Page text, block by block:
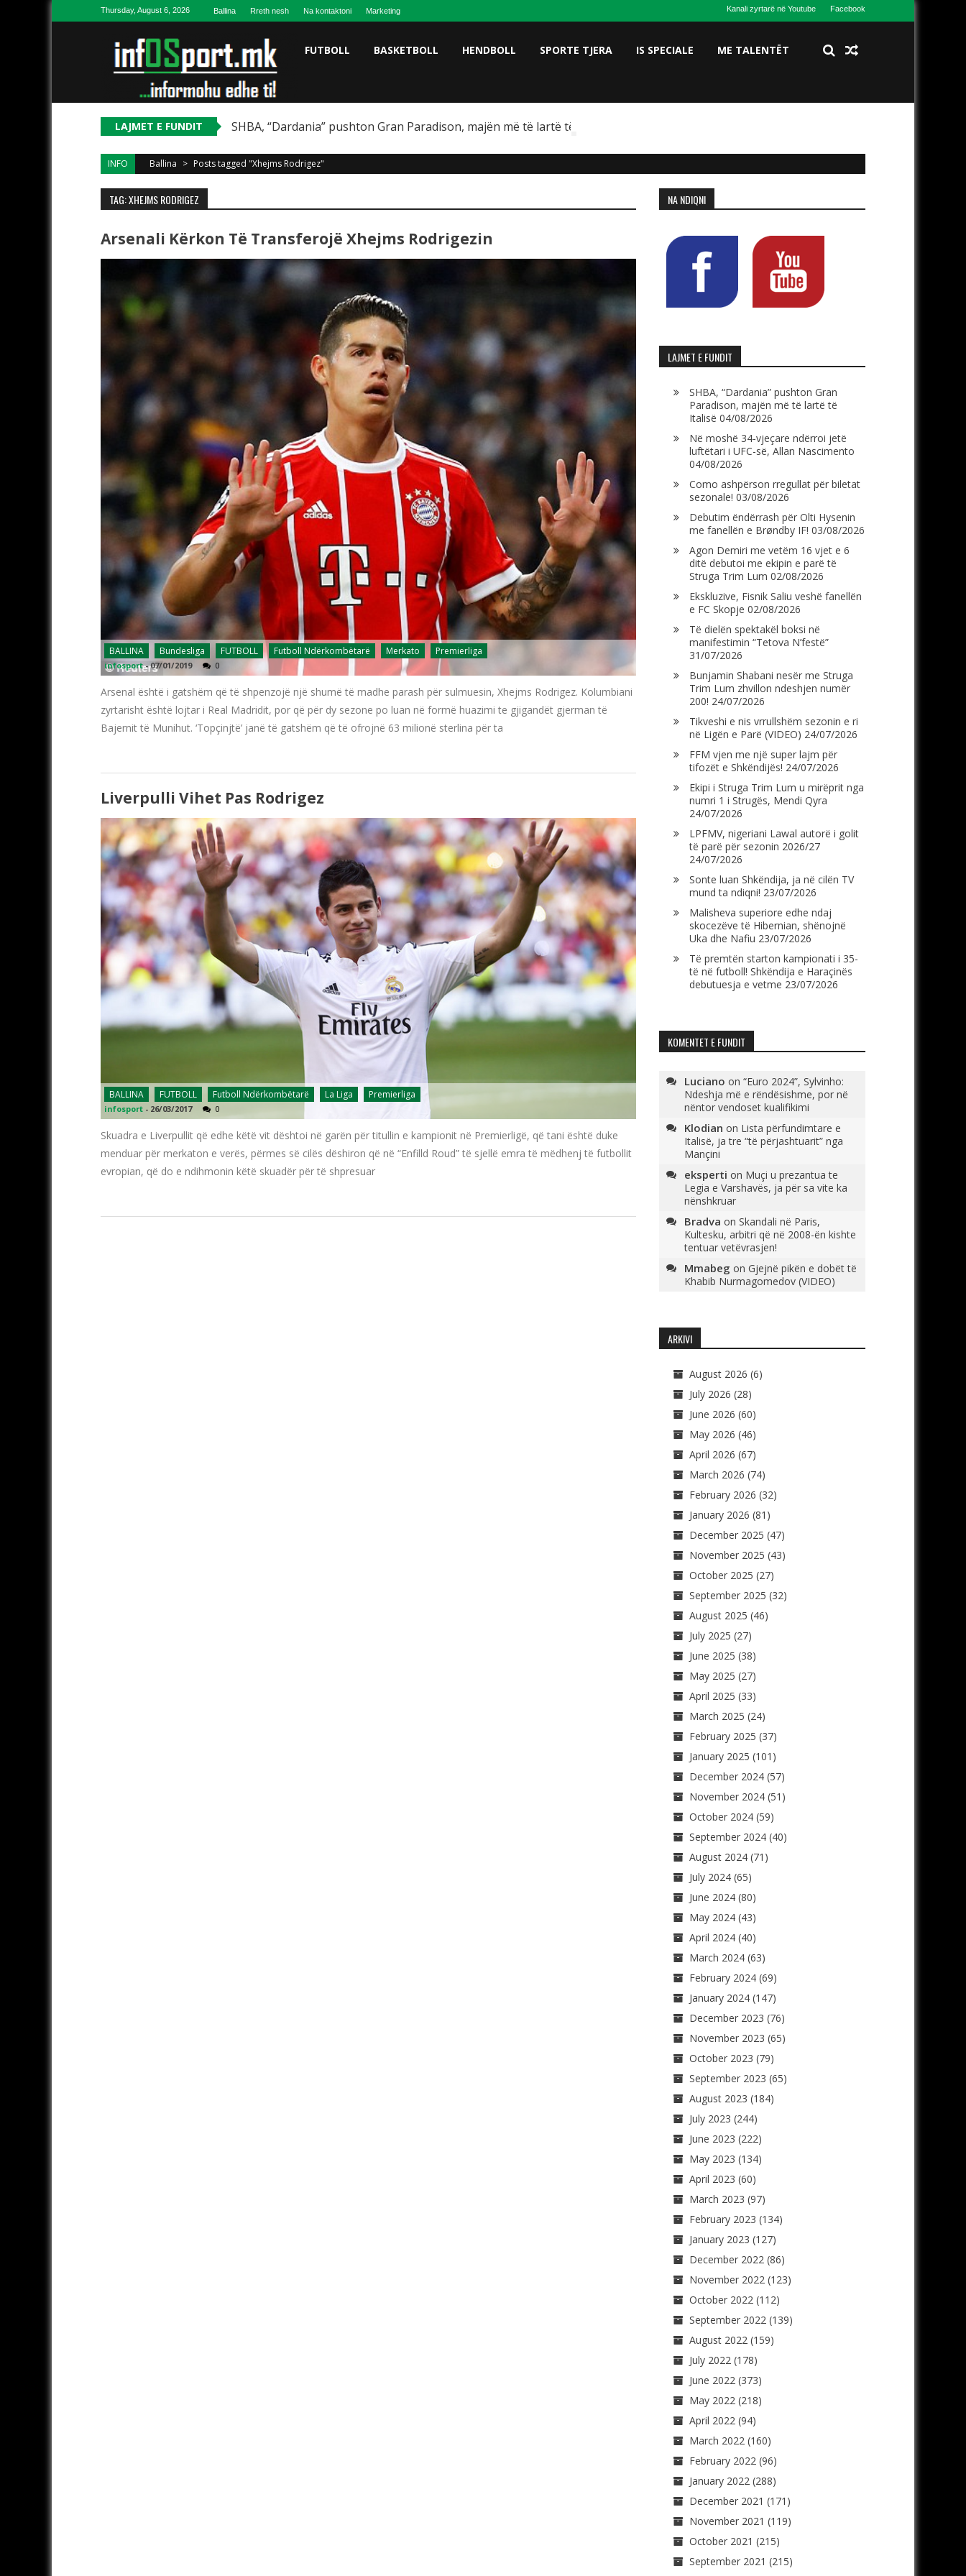
Skip to contentThursday, August 6, 2026 Ballina Rreth nesh Na kontaktoni Marketing Kanali zyrtarë në Youtube Facebook
FUTBOLL BASKETBOLL HENDBOLL SPORTE TJERA IS SPECIALE ME TALENTËT
LAJMET E FUNDIT SHBA, “Dardania” pushton Gran Paradison, majën më të lartë të Italisë
INFO Ballina > Posts tagged "Xhejms Rodrigez"
TAG: XHEJMS RODRIGEZ
Arsenali Kërkon Të Transferojë Xhejms Rodrigezin
BALLINA Bundesliga FUTBOLL Futboll Ndërkombëtarë Merkato Premierliga
infosport -07/01/2019 0
Arsenal është i gatshëm që të shpenzojë një shumë të madhe parash për sulmuesin, Xhejms Rodrigez. Kolumbiani
zyrtarisht është lojtar i Real Madridit, por që për dy sezone po luan në formë huazimi te gjigandët gjerman të
Bajernit të Munihut. ‘Topçinjtë’ janë të gatshëm që të ofrojnë 63 milionë sterlina për ta
Liverpulli Vihet Pas Rodrigez
BALLINA FUTBOLL Futboll Ndërkombëtarë La Liga Premierliga
infosport - 26/03/2017 0
Skuadra e Liverpullit që edhe këtë vit dështoi në garën për titullin e kampionit në Premierligë, që tani është duke
menduar për merkaton e verës, përmes së cilës dëshiron që në “Enfilld Roud” të sjellë emra të mëdhenj të futbollit
evropian, që do e ndihmonin këtë skuadër për të shpresuar
NA NDIQNI
LAJMET E FUNDIT
SHBA, “Dardania” pushton Gran
Paradison, majën më të lartë të
Italisë 04/08/2026
Në moshë 34-vjeçare ndërroi jetë
luftëtari i UFC-së, Allan Nascimento
04/08/2026
Como ashpërson rregullat për biletat
sezonale! 03/08/2026
Debutim ëndërrash për Olti Hysenin
me fanellën e Brøndby IF! 03/08/2026
Agon Demiri me vetëm 16 vjet e 6
ditë debutoi me ekipin e parë të
Struga Trim Lum 02/08/2026
Ekskluzive, Fisnik Saliu veshë fanellën
e FC Skopje 02/08/2026
Të dielën spektakël boksi në
manifestimin “Tetova N’festë”
31/07/2026
Bunjamin Shabani nesër me Struga
Trim Lum zhvillon ndeshjen numër
200! 24/07/2026
Tikveshi e nis vrrullshëm sezonin e ri
në Ligën e Parë (VIDEO) 24/07/2026
FFM vjen me një super lajm për
tifozët e Shkëndijës! 24/07/2026
Ekipi i Struga Trim Lum u mirëprit nga
numri 1 i Strugës, Mendi Qyra
24/07/2026
LPFMV, nigeriani Lawal autorë i golit
të parë për sezonin 2026/27
24/07/2026
Sonte luan Shkëndija, ja në cilën TV
mund ta ndiqni! 23/07/2026
Malisheva superiore edhe ndaj
skocezëve të Hibernian, shënojnë
Uka dhe Nafiu 23/07/2026
Të premtën starton kampionati i 35-
të në futboll! Shkëndija e Haraçinës
debutuesja e vetme 23/07/2026
KOMENTET E FUNDIT
Luciano on “Euro 2024”, Sylvinho:
Ndeshja më e rëndësishme, por në
nëntor vendoset kualifikimi
Klodian on Lista përfundimtare e
Italisë, ja tre “të përjashtuarit” nga
Mançini
eksperti on Muçi u prezantua te
Legia e Varshavës, ja për sa vite ka
nënshkruar
Bradva on Skandali në Paris,
Kultesku, arbitri që në 2008-ën kishte
tentuar vetëvrasjen!
Mmabeg on Gjejnë pikën e dobët të
Khabib Nurmagomedov (VIDEO)
ARKIVI
August 2026 (6)
July 2026 (28)
June 2026 (60)
May 2026 (46)
April 2026 (67)
March 2026 (74)
February 2026 (32)
January 2026 (81)
December 2025 (47)
November 2025 (43)
October 2025 (27)
September 2025 (32)
August 2025 (46)
July 2025 (27)
June 2025 (38)
May 2025 (27)
April 2025 (33)
March 2025 (24)
February 2025 (37)
January 2025 (101)
December 2024(57)
November 2024(51)
October 2024(59)
September 2024(40)
August 2024(71)
July 2024(65)
June 2024(80)
May 2024(43)
April 2024(40)
March 2024(63)
February 2024(69)
January 2024(147)
December 2023 (76)
November 2023 (65)
October 2023 (79)
September 2023 (65)
August 2023 (184)
July 2023 (244)
June 2023 (222)
May 2023 (134)
April 2023 (60)
March 2023 (97)
February 2023 (134)
January 2023 (127)
December 2022(86)
November 2022(123)
October 2022(112)
September 2022(139)
August 2022(159)
July 2022(178)
June 2022(373)
May 2022(218)
April 2022(94)
March 2022(160)
February 2022(96)
January 2022(288)
December 2021 (171)
November 2021 (119)
October 2021 (215)
September 2021 (215)